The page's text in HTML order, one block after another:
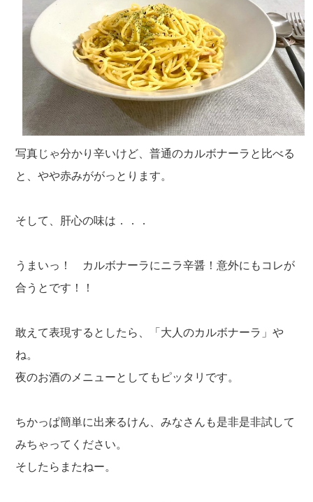
写真じゃ分かり辛いけど、普通のカルボナーラと比べる
と、やや赤みががっとります。
そして、肝心の味は．．．
うまいっ！ カルボナーラにニラ辛醤！意外にもコレが
合うとです！！
敢えて表現するとしたら、「大人のカルボナーラ」や
ね。
夜のお酒のメニューとしてもピッタリです。
ちかっぱ簡単に出来るけん、みなさんも是非是非試して
みちゃってください。
そしたらまたねー。